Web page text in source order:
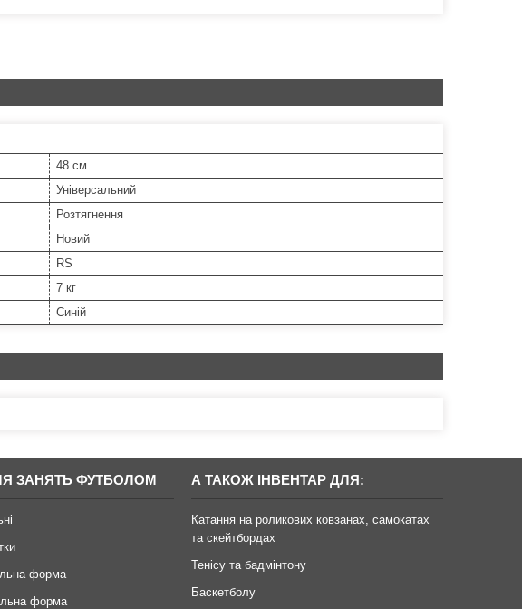
48 см
Універсальний
Розтягнення
Новий
RS
7 кг
Синій
ЗАНЯТЬ ФУТБОЛОМ
форма
форма
А ТАКОЖ ІНВЕНТАР ДЛЯ:
Катання на роликових ковзанах, самокатах
та скейтбордах
Тенісу та бадмінтону
Баскетболу